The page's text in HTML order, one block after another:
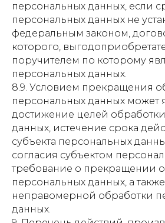
персональных данных, если
персональных данных не
федеральным законом,
которого,
поручителем по которому
персональных данных.
8.9. Условием прекращения
персональных данных может
достижение целей
данных, истечение срока
субъекта персональных
согласия субъектом
требование о прекращении
персональных данных, а
неправомерной обработки
данных.